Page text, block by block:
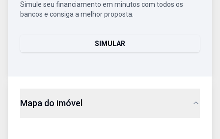
Simule seu financiamento em minutos com todos os
bancos e consiga a melhor proposta.
SIMULAR
Mapa do imóvel